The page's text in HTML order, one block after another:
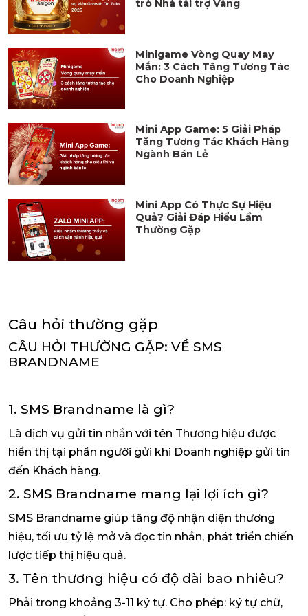
trò Nhà tài trợ Vàng
Minigame Vòng Quay May
Mắn: 3 Cách Tăng Tương Tác
Cho Doanh Nghiệp
Mini App Game: 5 Giải Pháp
Tăng Tương Tác Khách Hàng
Ngành Bán Lẻ
Mini App Có Thực Sự Hiệu
Quả? Giải Đáp Hiểu Lầm
Thường Gặp
Câu hỏi thường gặp
CÂU HỎI THƯỜNG GẶP: VỀ SMS
BRANDNAME
1. SMS Brandname là gì?
Là dịch vụ gửi tin nhắn với tên Thương hiệu được
hiển thị tại phần người gửi khi Doanh nghiệp gửi tin
đến Khách hàng.
2. SMS Brandname mang lại lợi ích gì?
SMS Brandname giúp tăng độ nhận diện thương
hiệu, tối ưu tỷ lệ mở và đọc tin nhắn, phát triển chiến
lược tiếp thị hiệu quả.
3. Tên thương hiệu có độ dài bao nhiêu?
Phải trong khoảng 3-11 ký tự. Cho phép: ký tự chữ,